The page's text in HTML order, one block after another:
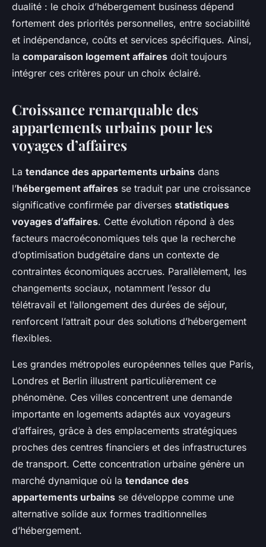
dualité : le choix d’hébergement business dépend
fortement des priorités personnelles, entre sociabilité
et indépendance, coûts et services spécifiques. Ainsi,
la comparaison logement affaires doit toujours
intégrer ces critères pour un choix éclairé.
Croissance remarquable des
appartements urbains pour les
voyages d’affaires
La tendance des appartements urbains dans
l’hébergement affaires se traduit par une croissance
significative confirmée par diverses statistiques
voyages d’affaires. Cette évolution répond à des
facteurs macroéconomiques tels que la recherche
d’optimisation budgétaire dans un contexte de
contraintes économiques accrues. Parallèlement, les
changements sociaux, notamment l’essor du
télétravail et l’allongement des durées de séjour,
renforcent l’attrait pour des solutions d’hébergement
flexibles.
Les grandes métropoles européennes telles que Paris,
Londres et Berlin illustrent particulièrement ce
phénomène. Ces villes concentrent une demande
importante en logements adaptés aux voyageurs
d’affaires, grâce à des emplacements stratégiques
proches des centres financiers et des infrastructures
de transport. Cette concentration urbaine génère un
marché dynamique où la tendance des
appartements urbains se développe comme une
alternative solide aux formes traditionnelles
d’hébergement.